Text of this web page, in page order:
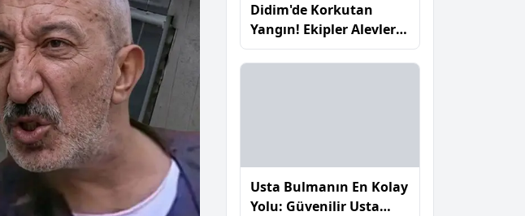
Didim'de Korkutan
Yangın! Ekipler Alevlere
Hızla Müdahale Etti
Usta Bulmanın En Kolay
Yolu: Güvenilir Usta